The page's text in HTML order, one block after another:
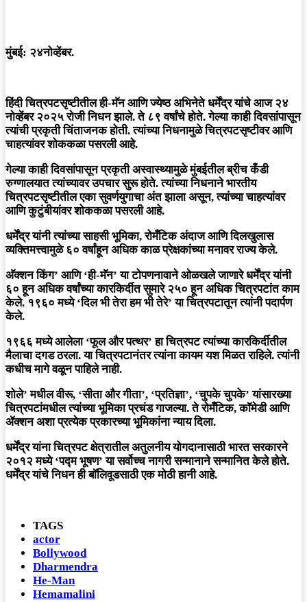
मुंबई: २४नोव्हेंबर.
हिंदी चित्रपटसृष्टीतील ही-मॅन आणि ज्येष्ठ अभिनेते धर्मेंद्र यांचे आज २४
नोव्हेंबर २०२५ रोजी निधन झाले. ते ८९ वर्षांचे होते. गेल्या काही दिवसांपासून
त्यांची प्रकृती चिंताजनक होती. त्यांच्या निधनामुळे चित्रपटसृष्टीवर आणि
चाहत्यांवर शोककळा पसरली आहे.
गेल्या काही दिवसांपासून प्रकृती अस्वास्थ्यामुळे मुंबईतील ब्रीच कँडी
रुग्णालयात त्यांच्यावर उपचार सुरू होते. त्यांच्या निधनाने भारतीय
चित्रपटसृष्टीतील एका सुवर्णयुगाचा अंत झाला असून, त्यांच्या चाहत्यांवर
आणि कुटुंबीयांवर शोककळा पसरली आहे.
धर्मेंद्र यांनी त्यांच्या साहसी भूमिका, रोमँटिक अंदाज आणि दिलखुलास
व्यक्तिमत्त्वामुळे ६० वर्षांहून अधिक काळ प्रेक्षकांच्या मनावर राज्य केले.
अ‍ॅक्शन किंग’ आणि ‘ही-मॅन’ या टोपणनावाने ओळखले जाणारे धर्मेंद्र यांनी
६० हून अधिक वर्षांच्या कारकिर्दीत सुमारे २५० हून अधिक चित्रपटांत काम
केले. १९६० मध्ये ‘दिल भी तेरा हम भी तेरे’ या चित्रपटातून त्यांनी पदार्पण
केले.
१९६६ मध्ये आलेला ‘फूल और पत्थर’ हा चित्रपट त्यांच्या कारकिर्दीतील
मैलाचा दगड ठरला. या चित्रपटानंतर त्यांना कायम यश मिळत राहिले. त्यांनी
कधीच मागे वळून पाहिले नाही.
शोले’ मधील वीरू, ‘सीता और गीता’, ‘प्रतिज्ञा’, ‘चुपके चुपके’ यांसारख्या
चित्रपटांमधील त्यांच्या भूमिका प्रचंड गाजल्या. ते रोमँटिक, कॉमेडी आणि
ॲक्शन अशा प्रत्येक प्रकारच्या भूमिकांना न्याय दिला.
धर्मेंद्र यांना चित्रपट क्षेत्रातील अतुलनीय योगदानासाठी भारत सरकारने
२०१२ मध्ये ‘पद्म भूषण’ या सर्वोच्च नागरी सन्मानाने सन्मानित केले होते.
धर्मेंद्र यांचे निधन ही बॉलिवूडसाठी एक मोठी हानी आहे.
TAGS
actor
Bollywood
Dharmendra
He-Man
Hemamalini